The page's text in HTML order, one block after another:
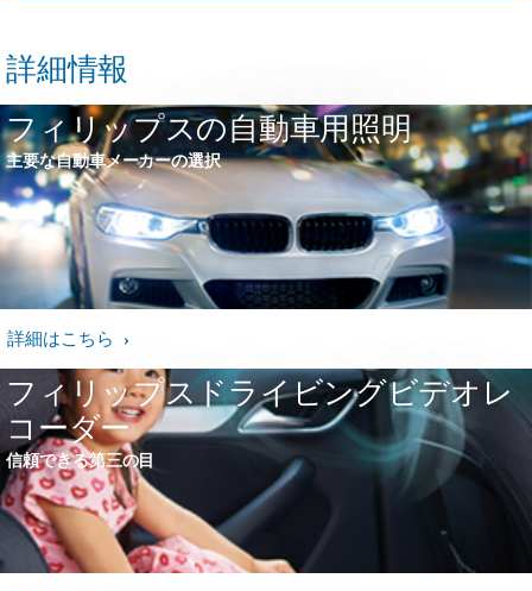
詳細情報
フィリップスの自動車用照明
主要な自動車メーカーの選択
詳細はこちら
フィリップスドライビングビデオレ
コーダー
信頼できる第三の目